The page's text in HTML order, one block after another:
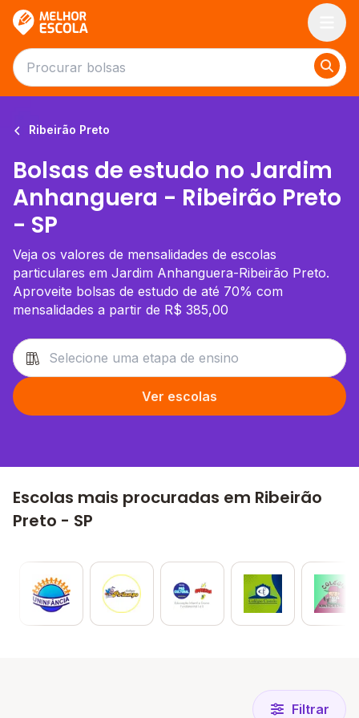
Ribeirão Preto
Bolsas de estudo no Jardim
Anhanguera - Ribeirão Preto
- SP
Veja os valores de mensalidades de escolas
particulares em Jardim Anhanguera-Ribeirão Preto.
Aproveite bolsas de estudo de até 70% com
mensalidades a partir de R$ 385,00
Ver escolas
Escolas mais procuradas em Ribeirão
Preto - SP
Filtrar